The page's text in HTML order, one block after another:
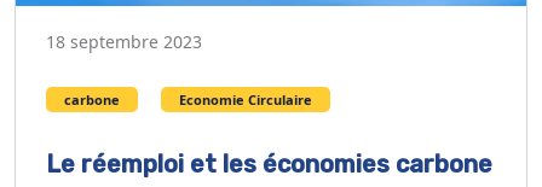
18 septembre 2023
carbone Economie Circulaire
Le réemploi et les économies carbone